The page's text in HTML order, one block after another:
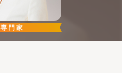
専門家